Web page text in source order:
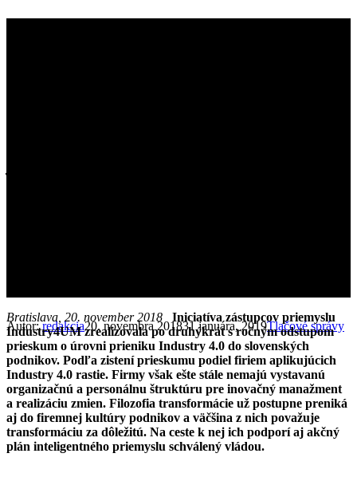
Search
Autor: redakcia20. novembra 201831 januára, 2019Tlačové správy
Bratislava, 20. november 2018 Iniciatíva zástupcov priemyslu
Industry4UM zrealizovala po druhýkrát s ročným odstupom
prieskum o úrovni prieniku Industry 4.0 do slovenských
podnikov. Podľa zistení prieskumu podiel firiem aplikujúcich
Industry 4.0 rastie. Firmy však ešte stále nemajú vystavanú
organizačnú a personálnu štruktúru pre inovačný manažment
a realizáciu zmien. Filozofia transformácie už postupne preniká
aj do firemnej kultúry podnikov a väčšina z nich považuje
transformáciu za dôležitú. Na ceste k nej ich podporí aj akčný
plán inteligentného priemyslu schválený vládou.